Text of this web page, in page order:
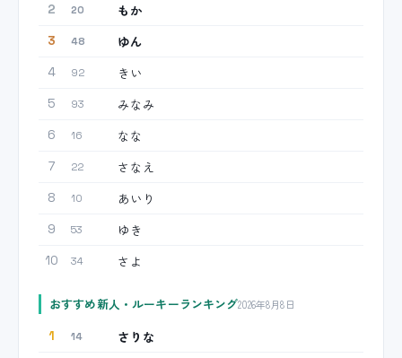
2 20 もか
3 48 ゆん
4 92 きい
5 93 みなみ
6 16 なな
7 22 さなえ
8 10 あいり
9 53 ゆき
10 34 さよ
おすすめ新人・ルーキーランキング2026年8月8日
1 14 さりな